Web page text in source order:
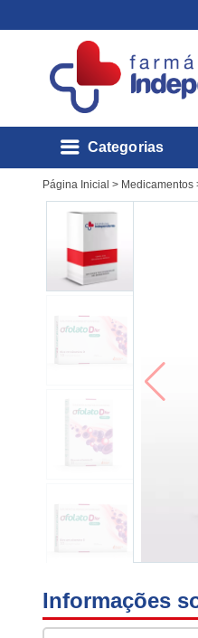
Categorias
Página Inicial > Medicamentos
Informações